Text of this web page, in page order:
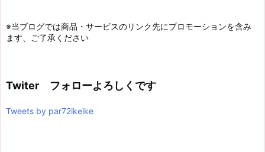
※当ブログでは商品・サービスのリンク先にプロモーションを含み
ます、ご了承ください
Twiter フォローよろしくです
Tweets by par72ikeike